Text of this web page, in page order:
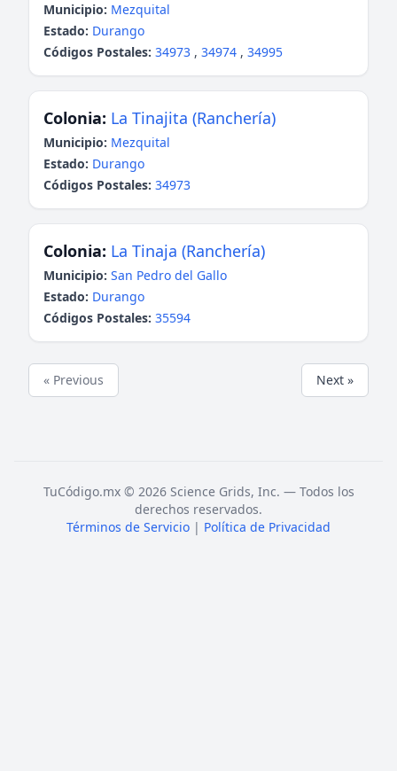
Municipio: Mezquital
Estado: Durango
Códigos Postales: 34973 , 34974 , 34995
Colonia: La Tinajita (Ranchería)
Municipio: Mezquital
Estado: Durango
Códigos Postales: 34973
Colonia: La Tinaja (Ranchería)
Municipio: San Pedro del Gallo
Estado: Durango
Códigos Postales: 35594
« Previous Next »
TuCódigo.mx © 2026 Science Grids, Inc. — Todos los
derechos reservados.
Términos de Servicio | Política de Privacidad